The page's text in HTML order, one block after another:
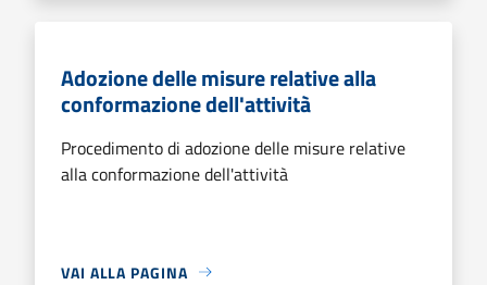
Adozione delle misure relative alla
conformazione dell'attività
Procedimento di adozione delle misure relative
alla conformazione dell'attività
VAI ALLA PAGINA